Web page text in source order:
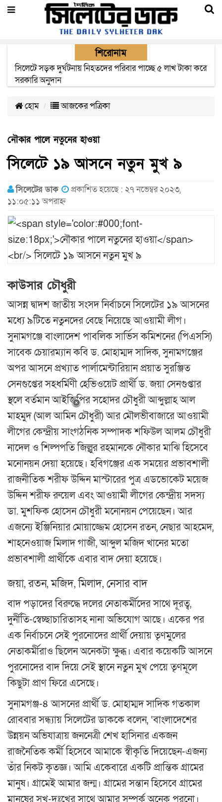
শিরোনাম
সিলেটে সড়ক দুর্ঘটনায় নিহতদের পরিবার পাচ্ছে ৫ লাখ টাকা করে
সরকারি অনুদান
হোম আজকের পত্রিকা
নৌকার পালে নতুনের হাওয়া
সিলেটে ১৯ আসনে নতুন মুখ ৯
সিলেটের ডাক
প্রকাশিত হয়েছে : ২৭ নভেম্বর ২০২৩,
১১:০৫:১১ অপরাহ্ন
কাউসার চৌধুরী
আসন্ন দ্বাদশ জাতীয় সংসদ নির্বাচনে সিলেটের ১৯ আসনের
মধ্যে ৯টিতে নতুনদের বেছে নিয়েছে আওয়ামী লীগ।
সুনামগঞ্জে বাংলাদেশ পাবলিক সার্ভিস কমিশনের (পিএসসি)
সাবেক চেয়ারম্যান কবি ড. মোহাম্মদ সাদিক, সুনামগঞ্জের
অপর আসনে প্রখ্যাত পার্লামেন্টারিয়ান প্রয়াত সুরঞ্জিত
সেনগুপ্তের সহধর্মিণী হেভিওয়েট প্রার্থী ড. জয়া সেনগুপ্তার
স্থলে বর্তমান আইজিপির সহোদর চৌধুরী আব্দুল্লাহ আল
মাহমুদ (আল আমিন চৌধুরী) আর মৌলভীবাজারে আওয়ামী
লীগের কেন্দ্রীয় সাংগঠনিক সম্পাদক শফিউল আলম চৌধুরী
নাদেল ও শিল্পপতি জিল্লুর রহমানকে নৌকার মাঝি হিসেবে
মনোনয়ন দেয়া হয়েছে। হবিগঞ্জের এক সময়ের প্রভাবশালী
রাজনীতিক শরীফ উদ্দিন মাস্টারের পুত্র এডভোকেট ময়েজ
উদ্দিন শরীফ রুয়েল এবং আওয়ামী লীগের কেন্দ্রীয় সদস্য
ডা. মুশফিক হোসেন চৌধুরী মনোনয়ন পেয়েছেন। আর
এজন্যে ইঞ্জিনিয়ার মোয়াজ্জেম হোসেন রতন, নেছার আহমেদ,
শাহনেওয়াজ মিলাদ গাজী, আব্দুল মজিদ খানের মতো
প্রভাবশালী প্রার্থীকে এবার বাদ দেয়া হয়েছে।
জয়া, রতন, মজিদ, মিলাদ, নেসার বাদ
বাদ পড়াদের বিরুদ্ধে দলের নেতাকর্মীদের সাথে দূরত্ব,
দুর্নীতি-স্বেচ্ছাচারিতাসহ নানা অভিযোগ আছে। একের পর
এক নির্বাচনে সেই পুরনোদের প্রার্থী দেয়ায় তৃণমুলের
নেতাকর্মীরাও ছিলেন অনেকটা ক্ষুব্ধ। এবার কয়েকটি আসনে
পুরনোদের বাদ দিয়ে সেই স্থানে নতুন মুখ পেয়ে তৃণমূলে
কিছুটা প্রাণ ফিরে এসেছে।
সুনামগঞ্জ-৪ আসনের প্রার্থী ড. মোহাম্মদ সাদিক গতকাল
রোববার সন্ধ্যায় সিলেটের ডাককে বলেন, ‘বাংলাদেশের
উন্নয়ন অভিযাত্রায় জননেত্রী শেখ হাসিনার একজন
রাজনৈতিক কর্মী হিসেবে আমাকে স্বীকৃতি দিয়েছেন-এজন্য
তাঁর নিকট কৃতজ্ঞ। আমি একেবারে একটি প্রান্তিক গ্রামের
মানুষ। গ্রামেই আমার জন্ম। গ্রামের সন্তান হিসেবে গ্রামের